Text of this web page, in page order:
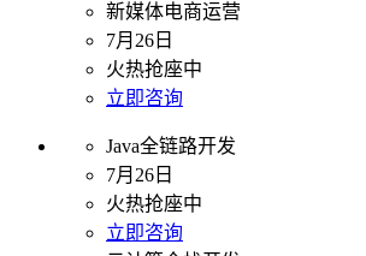
新媒体电商运营
7月26日
火热抢座中
立即咨询
Java全链路开发
7月26日
火热抢座中
立即咨询